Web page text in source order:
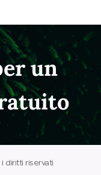
un
diritti riservati